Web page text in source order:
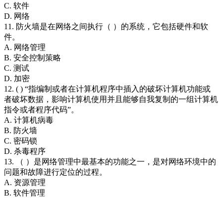
C. 软件
D. 网络
11. 防火墙是在网络之间执行（ ）的系统，它包括硬件和软
件。
A. 网络管理
B. 安全控制策略
C. 测试
D. 加密
12. ( ) “指编制或者在计算机程序中插入的破坏计算机功能或
者破坏数据，影响计算机使用并且能够自我复制的一组计算机
指令或者程序代码”。
A. 计算机病毒
B. 防火墙
C. 密码锁
D. 杀毒程序
13. （ ）是网络管理中最基本的功能之一，是对网络环境中的
问题和故障进行定位的过程。
A. 资源管理
B. 软件管理